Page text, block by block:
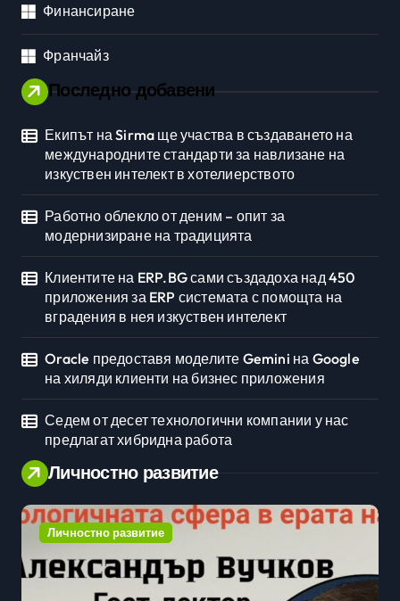
Финансиране
Франчайз
Последно добавени
Екипът на Sirma ще участва в създаването на
международните стандарти за навлизане на
изкуствен интелект в хотелиерството
Работно облекло от деним – опит за
модернизиране на традицията
Клиентите на ERP.BG сами създадоха над 450
приложения за ERP системата с помощта на
вградения в нея изкуствен интелект
Oracle предоставя моделите Gemini на Google
на хиляди клиенти на бизнес приложения
Седем от десет технологични компании у нас
предлагат хибридна работа
Личностно развитие
Личностно развитие